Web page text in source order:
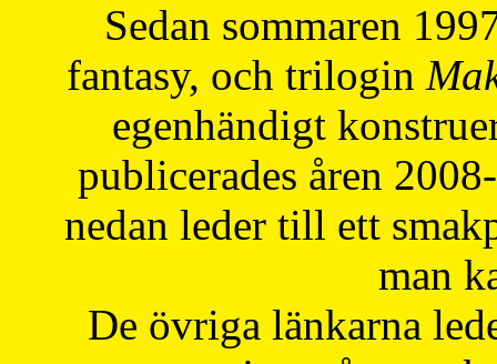
Sedan sommaren
fantasy, och trilogin
egenhändigt
publicerades åren
nedan leder till ett
man
De övriga länkarna